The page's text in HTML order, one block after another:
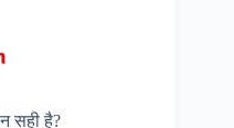
सही है?